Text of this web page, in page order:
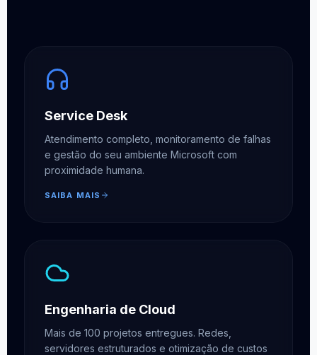
Service Desk
Atendimento completo, monitoramento de falhas
e gestão do seu ambiente Microsoft com
proximidade humana.
SAIBA MAIS
Engenharia de Cloud
Mais de 100 projetos entregues. Redes,
servidores estruturados e otimização de custos